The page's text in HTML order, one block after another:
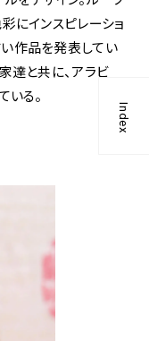
Index
にインスピレーショ
作品を発表してい
達と共に、アラビ
いる。